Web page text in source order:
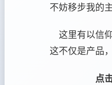
不妨移步我的
这里有以信
这不仅是产品
点